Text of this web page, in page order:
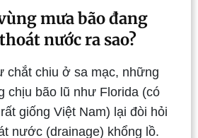
mưa bão đang
nước ra sao?
chắt chiu ở sa mạc, những
chịu bão lũ như Florida (có
giống Việt Nam) lại đòi hỏi
nước (drainage) khổng lồ.